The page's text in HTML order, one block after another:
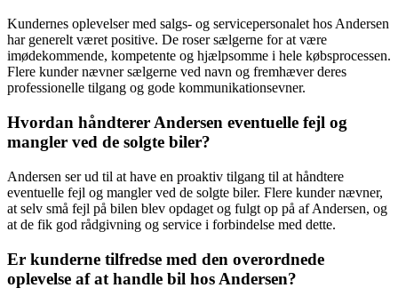
Kundernes oplevelser med salgs- og servicepersonalet hos Andersen
har generelt været positive. De roser sælgerne for at være
imødekommende, kompetente og hjælpsomme i hele købsprocessen.
Flere kunder nævner sælgerne ved navn og fremhæver deres
professionelle tilgang og gode kommunikationsevner.
Hvordan håndterer Andersen eventuelle fejl og
mangler ved de solgte biler?
Andersen ser ud til at have en proaktiv tilgang til at håndtere
eventuelle fejl og mangler ved de solgte biler. Flere kunder nævner,
at selv små fejl på bilen blev opdaget og fulgt op på af Andersen, og
at de fik god rådgivning og service i forbindelse med dette.
Er kunderne tilfredse med den overordnede
oplevelse af at handle bil hos Andersen?